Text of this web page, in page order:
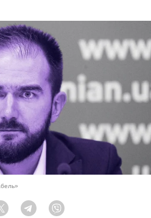
Twitter Telegram